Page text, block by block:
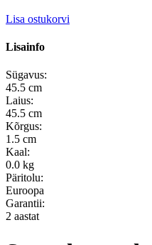
Lisa ostukorvi
Lisainfo
Sügavus:
45.5 cm
Laius:
45.5 cm
Kõrgus:
1.5 cm
Kaal:
0.0 kg
Päritolu:
Euroopa
Garantii:
2 aastat